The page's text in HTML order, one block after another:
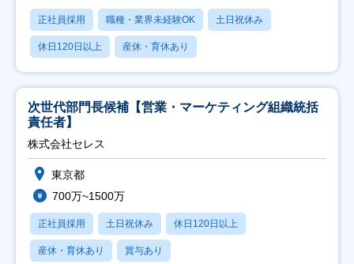
正社員採用 職種・業界未経験OK 土日祝休み
休日120日以上 産休・育休あり
次世代部門長候補【営業・マーケティング組織統括
責任者】
株式会社セレス
東京都
700万~1500万
正社員採用 土日祝休み 休日120日以上
産休・育休あり 賞与あり